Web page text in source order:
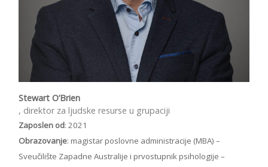
Stewart O’Brien
, direktor za ljudske resurse u grupaciji
Zaposlen od: 2021
Obrazovanje: magistar poslovne administracije (MBA) –
Sveučilište Zapadne Australije i prvostupnik psihologije –